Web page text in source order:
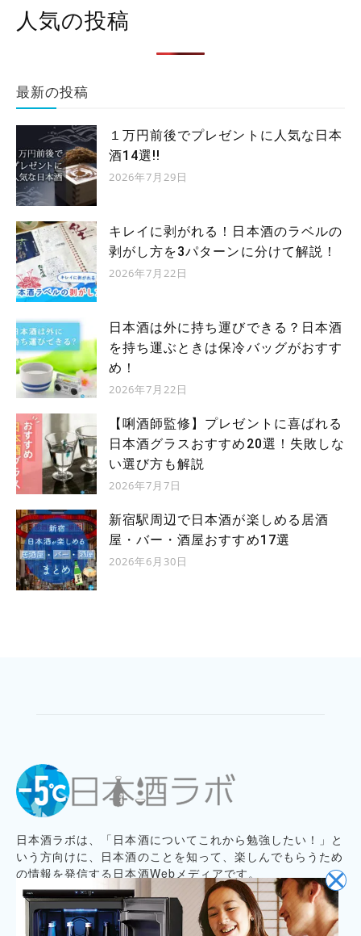
人気の投稿
最新の投稿
１万円前後でプレゼントに人気な日本
酒14選!!
2026年7月29日
キレイに剥がれる！日本酒のラベルの
剥がし方を3パターンに分けて解説！
2026年7月22日
日本酒は外に持ち運びできる？日本酒
を持ち運ぶときは保冷バッグがおすす
め！
2026年7月22日
【唎酒師監修】プレゼントに喜ばれる
日本酒グラスおすすめ20選！失敗しな
い選び方も解説
2026年7月7日
新宿駅周辺で日本酒が楽しめる居酒
屋・バー・酒屋おすすめ17選
2026年6月30日
日本酒ラボは、「日本酒についてこれから勉強したい！」と
いう方向けに、日本酒のことを知って、楽しんでもらうため
の情報を発信する日本酒Webメディアです。